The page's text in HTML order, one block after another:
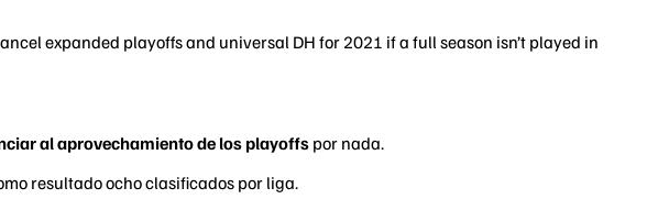
expanded playoffs and universal DH for 2021 if a full season isn’t played in
al aprovechamiento de los playoffs por nada.
resultado ocho clasificados por liga.